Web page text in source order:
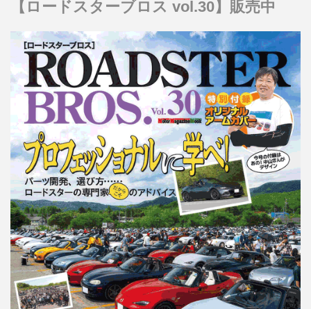
【ロードスターブロス vol.30】販売中